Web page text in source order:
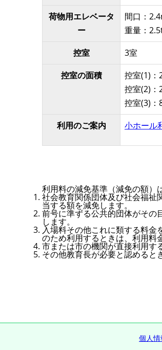
荷物用エレベータ
ー
間口：
重量：
控室
3室
控室の面積
控室(1)：
控室(2)：
控室(3)：
利用のご案内
小ホール
利用料の減免基準（減免の額）
社会教育関係団体及び社会福祉
当する額を減免します。
前号に準ずる公共的団体がその
します。
入場料その他これに類する料
のため利用するときは、利用料
市または市の機関が直接利用す
その他教育長が必要と認めると
個人